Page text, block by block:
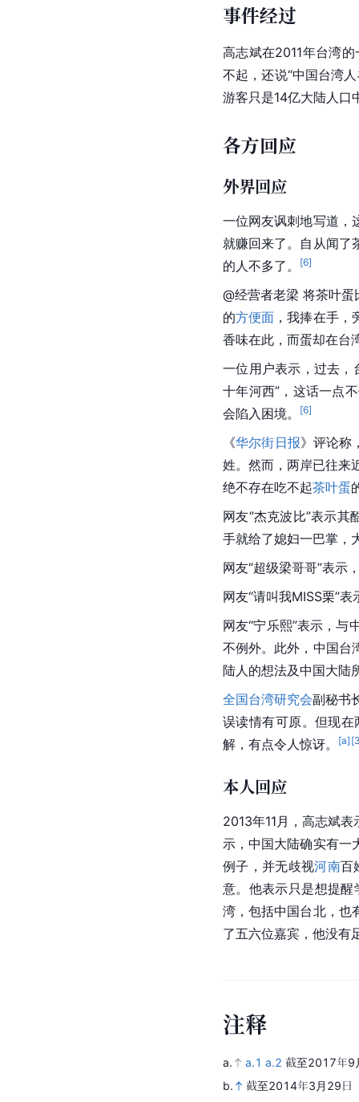
事件经过
高志斌在2011年台湾
不起，还说“中国台湾
游客只是14亿大陆人口
各方回应
外界回应
一位网友讽刺地写道，
就赚回来了。自从闻了
的人不多了。
[6]
@经营者老梁 将茶叶
的方便面 ，我捧在手
香味在此，而蛋却在台
一位用户表示，过去，
十年河西”，这话一点
会陷入困境。
[6]
《华尔街日报》评论称
姓。然而，两岸已往来
绝不存在吃不起茶叶蛋
网友“杰克波比”表示
手就给了媳妇一巴掌，
网友“超级梁哥哥”表示
网友“请叫我MISS栗”
网友“宁乐熙”表示，与
不例外。此外，中国台
陆人的想法及中国大陆
全国台湾研究会副秘书
误读情有可原。但现
解，有点令人惊讶。
[a] [
本人回应
2013年11月，高志斌
示，中国大陆确实有一
例子，并无歧视河南百
意。他表示只是想提
湾，包括中国台北，也
了五六位嘉宾，他没有
注释
a. a.1 a.2 截至2017年9
b.
截至2014年3月29日